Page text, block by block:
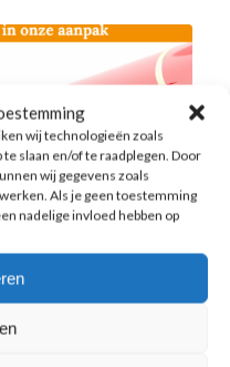
wij technologieën zoals
slaan en/of te raadplegen. Door
wij gegevens zoals
Als je geen toestemming
nadelige invloed hebben op